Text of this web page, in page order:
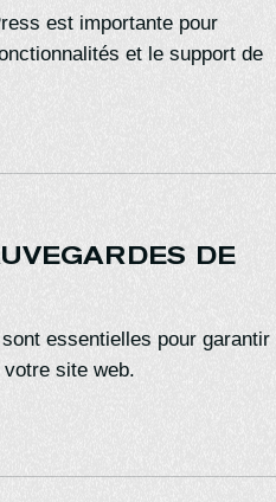
est importante pour
et le support de
DE
essentielles pour garantir
site web.